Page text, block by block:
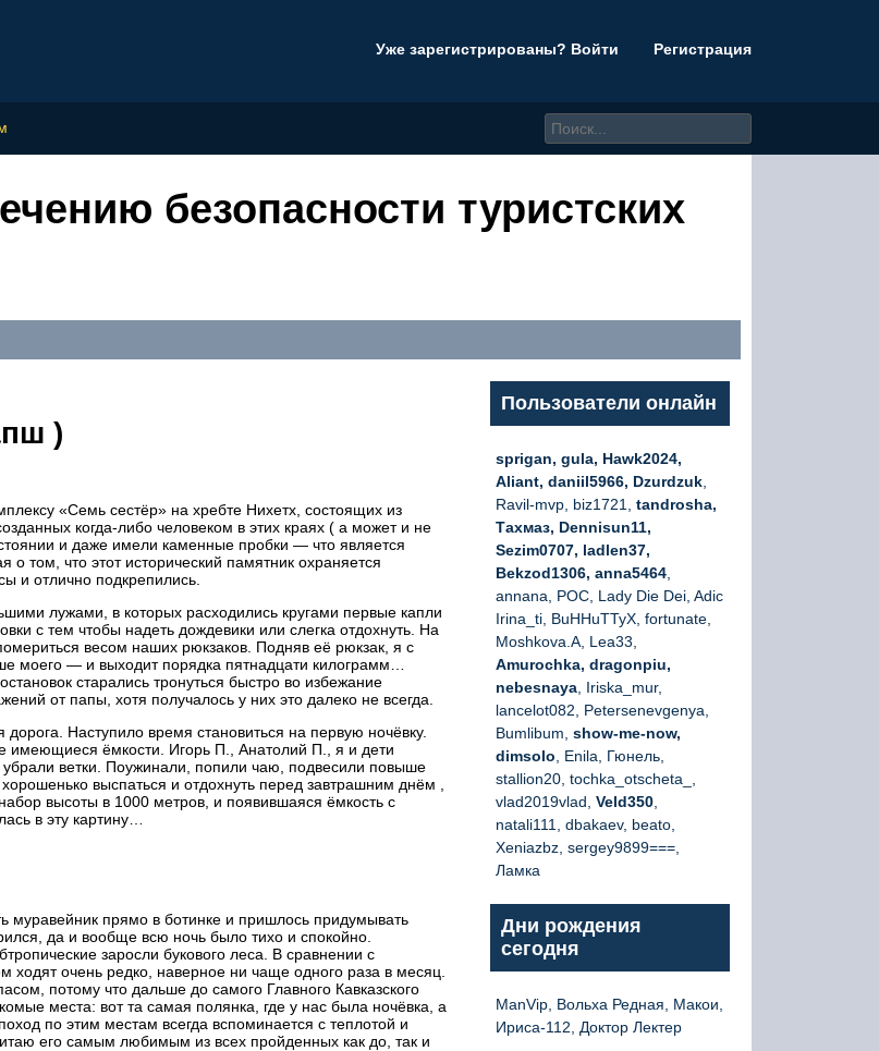
Уже зарегистрированы? Войти Регистрация
безопасности туристских
)
«Семь сестёр» на хребте Нихетх, состоящих из
когда-либо человеком в этих краях ( а может и не
и даже имели каменные пробки — что является
том, что этот исторический памятник охраняется
и отлично подкрепились.
лужами, в которых расходились кругами первые капли
с тем чтобы надеть дождевики или слегка отдохнуть. На
весом наших рюкзаков. Подняв её рюкзак, я с
моего — и выходит порядка пятнадцати килограмм…
старались тронуться быстро во избежание
от папы, хотя получалось у них это далеко не всегда.
дорога. Наступило время становиться на первую ночёвку.
имеющиеся ёмкости. Игорь П., Анатолий П., я и дети
ветки. Поужинали, попили чаю, подвесили повыше
выспаться и отдохнуть перед завтрашним днём ,
высоты в 1000 метров, и появившаяся ёмкость с
в эту картину…
муравейник прямо в ботинке и пришлось придумывать
да и вообще всю ночь было тихо и спокойно.
заросли букового леса. В сравнении с
очень редко, наверное ни чаще одного раза в месяц.
потому что дальше до самого Главного Кавказского
места: вот та самая полянка, где у нас была ночёвка, а
по этим местам всегда вспоминается с теплотой и
его самым любимым из всех пройденных как до, так и
Пользователи онлайн
sprigan, gula, Hawk2024,
Aliant, daniil5966, Dzurdzuk
Ravil-mvp, biz1721, tandrosha,
Тахмаз, Dennisun11,
Sezim0707, ladlen37,
Bekzod1306, anna5464
annana, РОС, Lady Die Dei, Adic
Irina_ti, BuHHuTTyX, fortunate,
Moshkova.A, Lea33,
Amurochka, dragonpiu,
nebesnaya , Iriska_mur,
lancelot082, Petersenevgenya,
Bumlibum, show-me-now,
dimsolo , Enila, Гюнель,
stallion20, tochka_otscheta_,
vlad2019vlad, Veld350
natali111, dbakaev, beato,
Xeniazbz, sergey9899===,
Ламка
Дни рождения
сегодня
ManVip, Вольха Редная, Макои,
Ириса-112, Доктор Лектер